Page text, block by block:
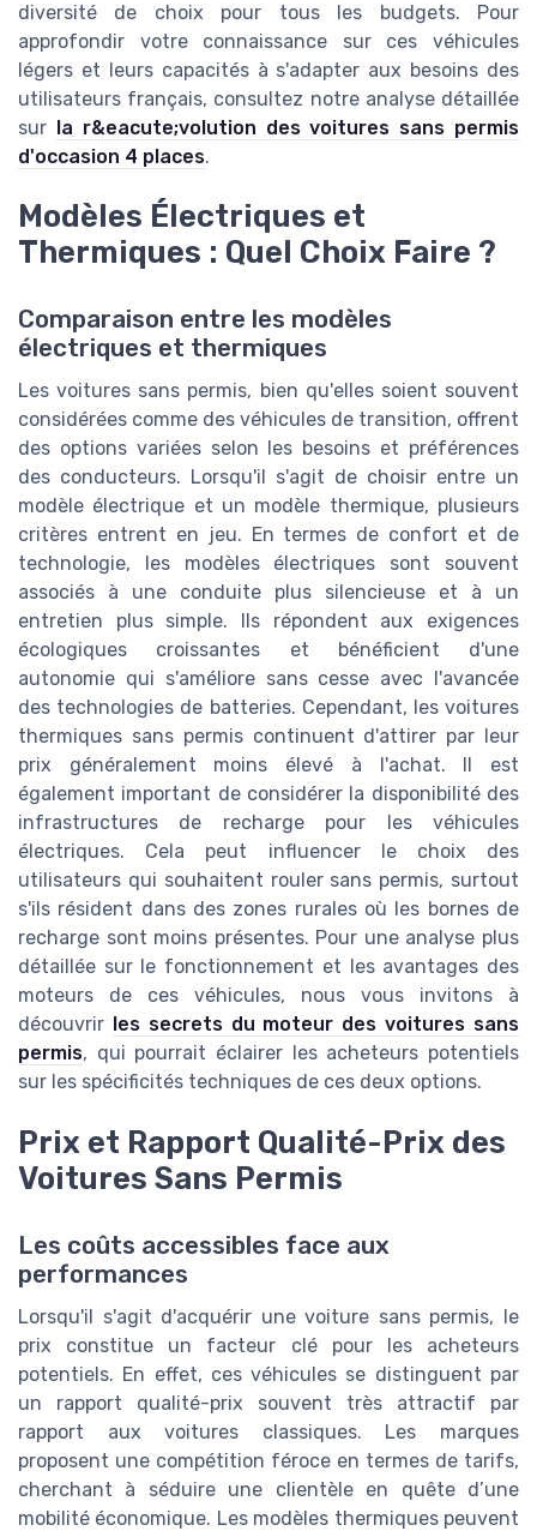
diversité de choix pour tous les budgets. Pour
approfondir votre connaissance sur ces véhicules
légers et leurs capacités à s'adapter aux besoins des
utilisateurs français, consultez notre analyse détaillée
sur la r&eacute;volution des voitures sans permis
d'occasion 4 places.
Modèles Électriques et
Thermiques : Quel Choix Faire ?
Comparaison entre les modèles
électriques et thermiques
Les voitures sans permis, bien qu'elles soient souvent
considérées comme des véhicules de transition, offrent
des options variées selon les besoins et préférences
des conducteurs. Lorsqu'il s'agit de choisir entre un
modèle électrique et un modèle thermique, plusieurs
critères entrent en jeu. En termes de confort et de
technologie, les modèles électriques sont souvent
associés à une conduite plus silencieuse et à un
entretien plus simple. Ils répondent aux exigences
écologiques croissantes et bénéficient d'une
autonomie qui s'améliore sans cesse avec l'avancée
des technologies de batteries. Cependant, les voitures
thermiques sans permis continuent d'attirer par leur
prix généralement moins élevé à l'achat. Il est
également important de considérer la disponibilité des
infrastructures de recharge pour les véhicules
électriques. Cela peut influencer le choix des
utilisateurs qui souhaitent rouler sans permis, surtout
s'ils résident dans des zones rurales où les bornes de
recharge sont moins présentes. Pour une analyse plus
détaillée sur le fonctionnement et les avantages des
moteurs de ces véhicules, nous vous invitons à
découvrir
les secrets du moteur des voitures sans
permis, qui pourrait éclairer les acheteurs potentiels
sur les spécificités techniques de ces deux options.
Prix et Rapport Qualité-Prix des
Voitures Sans Permis
Les coûts accessibles face aux
performances
Lorsqu'il s'agit d'acquérir une voiture sans permis, le
prix constitue un facteur clé pour les acheteurs
potentiels. En effet, ces véhicules se distinguent par
un rapport qualité-prix souvent très attractif par
rapport aux voitures classiques. Les marques
proposent une compétition féroce en termes de tarifs,
cherchant à séduire une clientèle en quête d’une
mobilité économique. Les modèles thermiques peuvent